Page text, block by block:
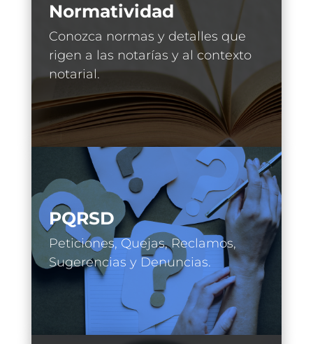
Normatividad
Conozca normas y detalles que
rigen a las notarías y al contexto
notarial.
PQRSD
Peticiones, Quejas, Reclamos,
Sugerencias y Denuncias.